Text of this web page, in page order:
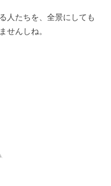
人たちを、全景にしても
せんしね。